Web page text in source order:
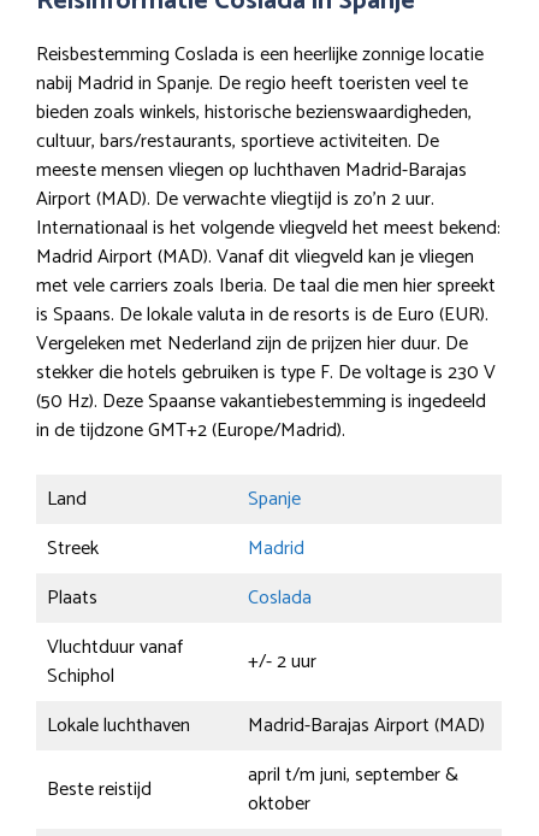
Reisbestemming Coslada is een heerlijke zonnige locatie
nabij Madrid in Spanje. De regio heeft toeristen veel te
bieden zoals winkels, historische bezienswaardigheden,
cultuur, bars/restaurants, sportieve activiteiten. De
meeste mensen vliegen op luchthaven Madrid-Barajas
Airport (MAD). De verwachte vliegtijd is zo’n 2 uur.
Internationaal is het volgende vliegveld het meest bekend:
Madrid Airport (MAD). Vanaf dit vliegveld kan je vliegen
met vele carriers zoals Iberia. De taal die men hier spreekt
is Spaans. De lokale valuta in de resorts is de Euro (EUR).
Vergeleken met Nederland zijn de prijzen hier duur. De
stekker die hotels gebruiken is type F. De voltage is 230 V
(50 Hz). Deze Spaanse vakantiebestemming is ingedeeld
in de tijdzone GMT+2 (Europe/Madrid).
Land
Spanje
Streek
Madrid
Plaats
Coslada
Vluchtduur vanaf
Schiphol
+/- 2 uur
Lokale luchthaven
Madrid-Barajas Airport (MAD)
Beste reistijd
april t/m juni, september &
oktober